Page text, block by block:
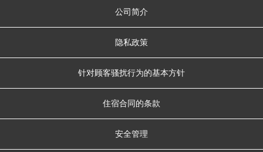
公司简介
隐私政策
针对顾客骚扰行为的基本方针
住宿合同的条款
安全管理